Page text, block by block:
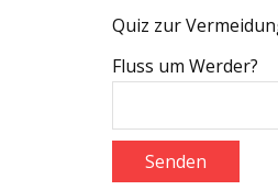
Quiz zur
Fluss um Werder?